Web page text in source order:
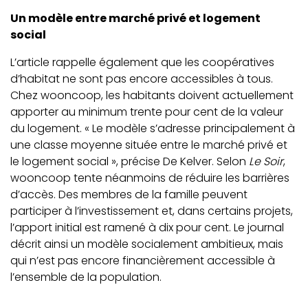
Un modèle entre marché privé et logement
social
L’article rappelle également que les coopératives
d’habitat ne sont pas encore accessibles à tous.
Chez wooncoop, les habitants doivent actuellement
apporter au minimum trente pour cent de la valeur
du logement. « Le modèle s’adresse principalement à
une classe moyenne située entre le marché privé et
le logement social », précise De Kelver. Selon Le Soir,
wooncoop tente néanmoins de réduire les barrières
d’accès. Des membres de la famille peuvent
participer à l’investissement et, dans certains projets,
l’apport initial est ramené à dix pour cent. Le journal
décrit ainsi un modèle socialement ambitieux, mais
qui n’est pas encore financièrement accessible à
l’ensemble de la population.